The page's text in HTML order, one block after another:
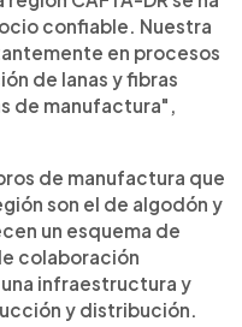
confiable. Nuestra
en procesos
de lanas y fibras
de manufactura",
de manufactura que
son el de algodón y
un esquema de
colaboración
infraestructura y
y distribución.